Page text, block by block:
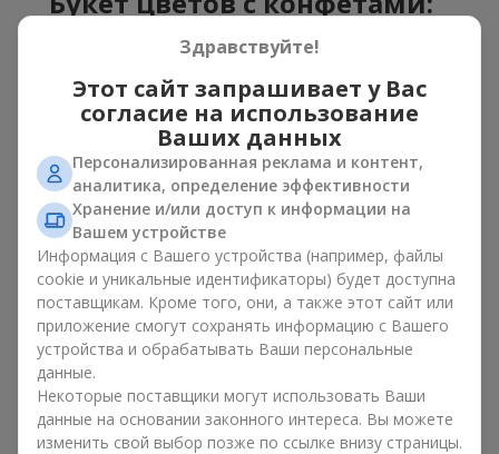
лучшее сочетание для
праздника
Цветы с конфетами — это пример того, как простая идея
может выглядеть очень эффектно. Цветы дарят эмоции
здесь и сейчас, а коробка с цветами и сладостями
оставляет небольшое продолжение радости. Вместе цветы
с конфетами создают гармонию цвета и вкуса, которая
всегда работает. Главное — правильно выбрать
композицию десерт и цветок:
В качестве романтичного сочетания отлично
подойдётсюрприз для любимой, в котором
классические розыдополнены конфетами Ferrero
Rocher или конфетами Raffaello;
Длякорпоративного мероприятияподойдёт
премиальный подарок: здесь коробка с цветами и
сладостями дополняется изысканными каллами,
Здравствуйте!
Этот сайт запрашивает у Вас
согласие на использование
Ваших данных
Персонализированная реклама и контент,
аналитика, определение эффективности
Хранение и/или доступ к информации на
Вашем устройстве
Информация с Вашего устройства (например, файлы
cookie и уникальные идентификаторы) будет доступна
поставщикам. Кроме того, они, а также этот сайт или
приложение смогут сохранять информацию с Вашего
устройства и обрабатывать Ваши персональные
данные.
Некоторые поставщики могут использовать Ваши
данные на основании законного интереса. Вы можете
изменить свой выбор позже по ссылке внизу страницы.